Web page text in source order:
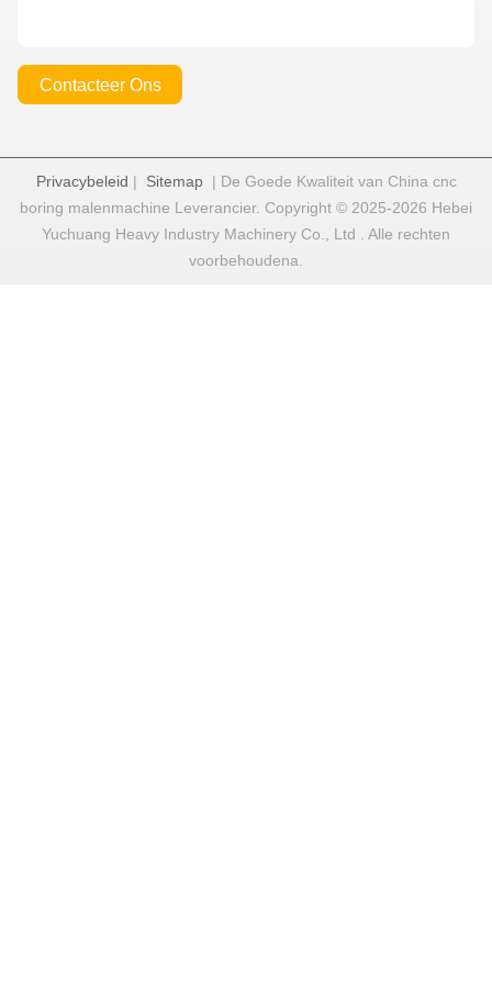
Contacteer Ons
Privacybeleid | Sitemap| De Goede Kwaliteit van China cnc
boring malenmachine Leverancier. Copyright © 2025-2026 Hebei
Yuchuang Heavy Industry Machinery Co., Ltd . Alle rechten
voorbehoudena.